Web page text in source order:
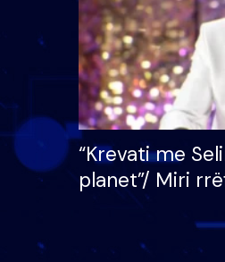
“Krevati me
planet”/ Miri
bukura në
mungojë zilja